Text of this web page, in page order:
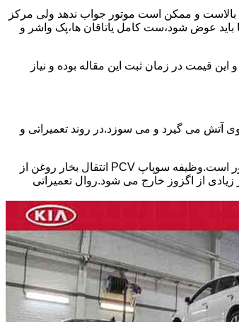
بالاست و ممکن است موتور جواب ندهد ولی مرکز
باید عوض شود،ست کامل یاتاقان ها،پک واشر و
شدت تخریب موتور هزینه در بر دارد و این قیمت در زمان ثبت این مقاله بوده و نیاز
آتش می گیرد و می سوزد.در روند تعمیراتی و
یکی از ایرادات شایع در موتور های تتا ۲ که در خودروهای هیوندای،توسان،سوناتا و اپتیما و اسپورتیج استفاده شده،نشتی سوپاپ PCV در درب سوپاپ این موتور است.وظیفه سوپاپ PCV انتقال بخار روغن از
از اگزوز خارج می شود.روال تعمیراتی